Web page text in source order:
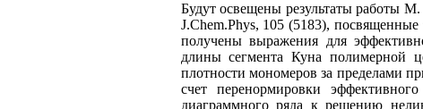
Будут освещены результаты работы
J.Chem.Phys, 105 (5183),
получены выражения для
длины сегмента Куна полимерной
плотности мономеров за пределами
счет перенормировки
диаграммного ряда к решению